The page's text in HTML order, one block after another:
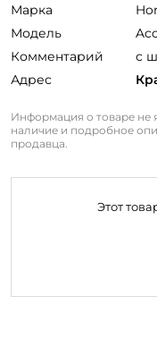
Марка
Модель
Комментарий
с
Адрес
Информация о товаре не
наличие и подробное
продавца.
Этот